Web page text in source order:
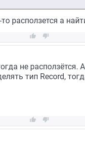
расползется а
 
не расползётся.
тип Record,
 